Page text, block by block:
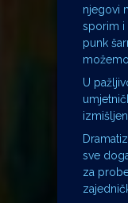
njegovi
sporim i
punk
možemo
U
sve
za